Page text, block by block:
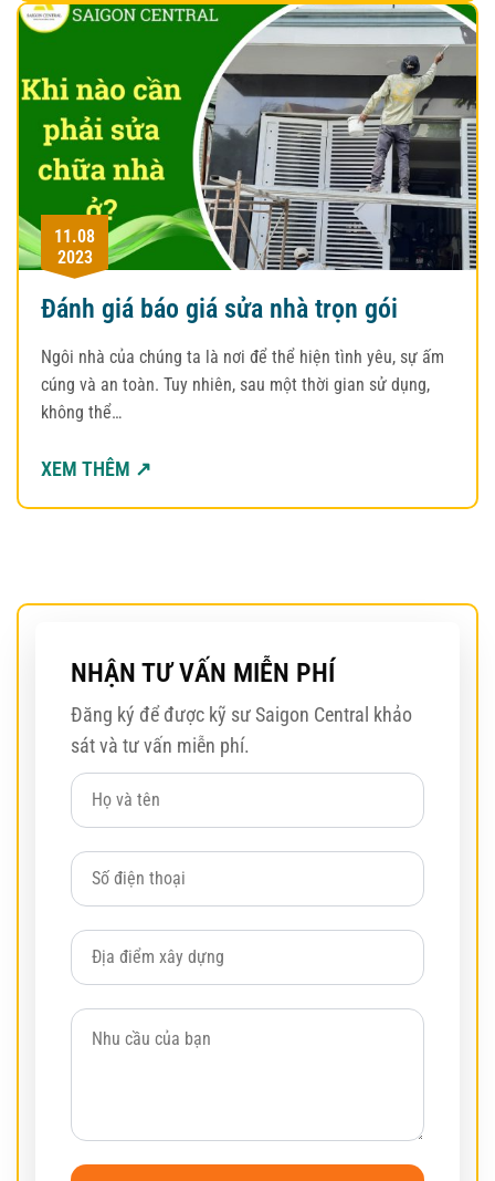
11.08
2023
Đánh giá báo giá sửa nhà trọn gói
Ngôi nhà của chúng ta là nơi để thể hiện tình yêu, sự ấm
cúng và an toàn. Tuy nhiên, sau một thời gian sử dụng,
không thể…
XEM THÊM ↗
NHẬN TƯ VẤN MIỄN PHÍ
Đăng ký để được kỹ sư Saigon Central khảo
sát và tư vấn miễn phí.